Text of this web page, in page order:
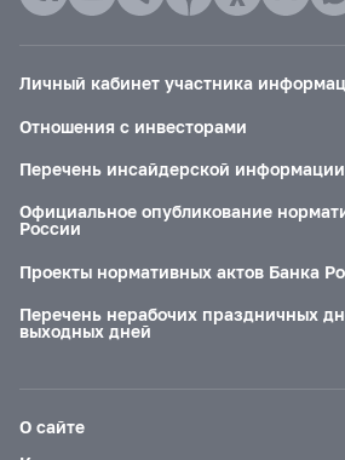
Личный кабинет участника
Отношения с инвесторами
Перечень инсайдерской
Официальное опубликование
России
Проекты нормативных актов Банка
Перечень нерабочих праздничных
выходных дней
О сайте